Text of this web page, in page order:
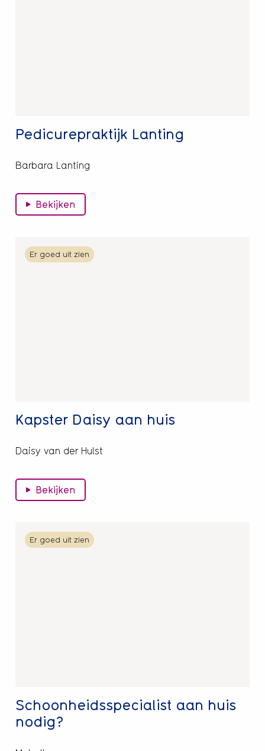
Pedicurepraktijk Lanting
Barbara Lanting
Bekijken
Er goed uit zien
Kapster Daisy aan huis
Daisy van der Hulst
Bekijken
Lees
meer
Er goed uit zien
Schoonheidsspecialist aan huis
nodig?
Lees
meer